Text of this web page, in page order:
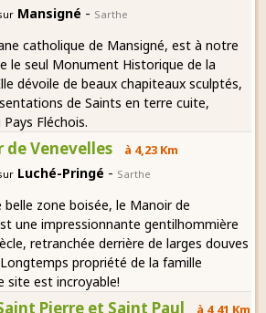
Mansigné - Sarthe
catholique de Mansigné, est à notre
le seul Monument Historique de la
dévoile de beaux chapiteaux sculptés,
de Saints en terre cuite,
Fléchois.
de Venevelles à 4,23 Km
Luché-Pringé - Sarthe
zone boisée, le Manoir de
une impressionnante gentilhommière
retranchée derrière de larges douves
propriété de la famille
site est incroyable!
Pierre et Saint Paul à 4,41 Km